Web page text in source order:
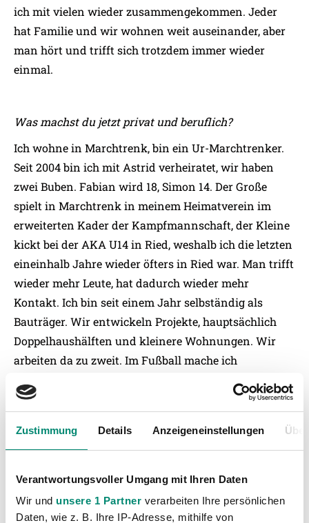
Zustimmung Details Anzeigeneinstellungen
Verantwortungsvoller Umgang mit Ihren Daten
Wir und unsere 1 Partner verarbeiten Ihre persönlichen
Daten, wie z. B. Ihre IP-Adresse, mithilfe von
ich mit vielen wieder zusammengekommen. Jeder
hat Familie und wir wohnen weit auseinander, aber
man hört und trifft sich trotzdem immer wieder
einmal.
Was machst du jetzt privat und beruflich?
Ich wohne in Marchtrenk, bin ein Ur-Marchtrenker.
Seit 2004 bin ich mit Astrid verheiratet, wir haben
zwei Buben. Fabian wird 18, Simon 14. Der Große
spielt in Marchtrenk in meinem Heimatverein im
erweiterten Kader der Kampfmannschaft, der Kleine
kickt bei der AKA U14 in Ried, weshalb ich die letzten
eineinhalb Jahre wieder öfters in Ried war. Man trifft
wieder mehr Leute, hat dadurch wieder mehr
Kontakt. Ich bin seit einem Jahr selbständig als
Bauträger. Wir entwickeln Projekte, hauptsächlich
Doppelhaushälften und kleinere Wohnungen. Wir
arbeiten da zu zweit. Im Fußball mache ich
jetzt in einem sehr zeitintensiven Bereich tätig,
Mit den Buben bin ich oft fußballerisch unterwegs.
auch schön so.